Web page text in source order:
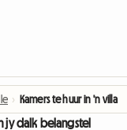
› Kamers te huur in 'n villa
jy dalk belangstel